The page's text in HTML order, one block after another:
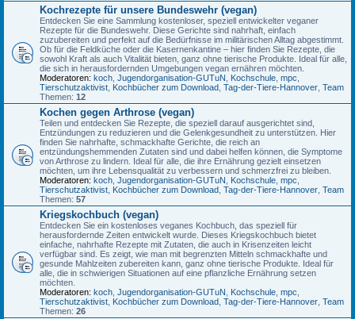
Kochrezepte für unsere Bundeswehr (vegan)
Entdecken Sie eine Sammlung kostenloser, speziell entwickelter veganer
Rezepte für die Bundeswehr. Diese Gerichte sind nahrhaft, einfach
zuzubereiten und perfekt auf die Bedürfnisse im militärischen Alltag abgestimmt.
Ob für die Feldküche oder die Kasernenkantine – hier finden Sie Rezepte, die
sowohl Kraft als auch Vitalität bieten, ganz ohne tierische Produkte. Ideal für alle,
die sich in herausfordernden Umgebungen vegan ernähren möchten.
Moderatoren: koch Jugendorganisation-GUTuN Kochschule mpc
Tierschutzaktivist Kochbücher zum Download Tag-der-Tiere-Hannover Team
Themen: 12
Kochen gegen Arthrose (vegan)
Teilen und entdecken Sie Rezepte, die speziell darauf ausgerichtet sind,
Entzündungen zu reduzieren und die Gelenkgesundheit zu unterstützen. Hier
finden Sie nahrhafte, schmackhafte Gerichte, die reich an
entzündungshemmenden Zutaten sind und dabei helfen können, die Symptome
von Arthrose zu lindern. Ideal für alle, die ihre Ernährung gezielt einsetzen
möchten, um ihre Lebensqualität zu verbessern und schmerzfrei zu bleiben.
Moderatoren: koch Jugendorganisation-GUTuN Kochschule mpc
Tierschutzaktivist Kochbücher zum Download Tag-der-Tiere-Hannover Team
Themen: 57
Kriegskochbuch (vegan)
Entdecken Sie ein kostenloses veganes Kochbuch, das speziell für
herausfordernde Zeiten entwickelt wurde. Dieses Kriegskochbuch bietet
einfache, nahrhafte Rezepte mit Zutaten, die auch in Krisenzeiten leicht
verfügbar sind. Es zeigt, wie man mit begrenzten Mitteln schmackhafte und
gesunde Mahlzeiten zubereiten kann, ganz ohne tierische Produkte. Ideal für
alle, die in schwierigen Situationen auf eine pflanzliche Ernährung setzen
möchten.
Moderatoren: koch Jugendorganisation-GUTuN Kochschule mpc
Tierschutzaktivist Kochbücher zum Download Tag-der-Tiere-Hannover Team
Themen: 26